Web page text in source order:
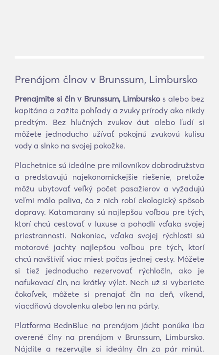
Prenájom člnov v Brunssum, Limbursko
Prenajmite si čln v Brunssum, Limburskos alebo bez
kapitána a zažite pohľady a zvuky prírody ako nikdy
predtým. Bez hlučných zvukov áut alebo ľudí si
môžete jednoducho užívať pokojnú zvukovú kulisu
vody a slnko na svojej pokožke.
Plachetnice sú ideálne pre milovníkov dobrodružstva
a predstavujú najekonomickejšie riešenie, pretože
môžu ubytovať veľký počet pasažierov a vyžadujú
veľmi málo paliva, čo z nich robí ekologický spôsob
dopravy. Katamarany sú najlepšou voľbou pre tých,
ktorí chcú cestovať v luxuse a pohodlí vďaka svojej
priestrannosti. Nakoniec, vďaka svojej rýchlosti sú
motorové jachty najlepšou voľbou pre tých, ktorí
chcú navštíviť viac miest počas jednej cesty. Môžete
si tiež jednoducho rezervovať rýchločln, ako je
nafukovací čln, na krátky výlet. Nech už si vyberiete
čokoľvek, môžete si prenajať čln na deň, víkend,
viacdňovú dovolenku alebo len na párty.
Platforma BednBlue na prenájom jácht ponúka iba
overené člny na prenájom v Brunssum, Limbursko.
Nájdite a rezervujte si ideálny čln za pár minút.